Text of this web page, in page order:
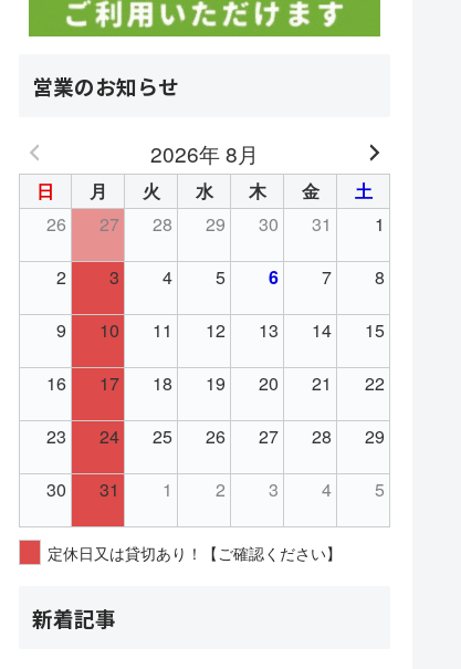
営業のお知らせ
2026年 8月
日 月 火 水 木 金
土
26
27 28 29 30 31 1
2 3 4 5 6 7 8
9 10 11 12 13 14 15
16 17 18 19 20 21 22
23 24 25 26 27 28 29
30 31 1 2 3 4 5
定休日又は貸切あり！【ご確認ください】
新着記事